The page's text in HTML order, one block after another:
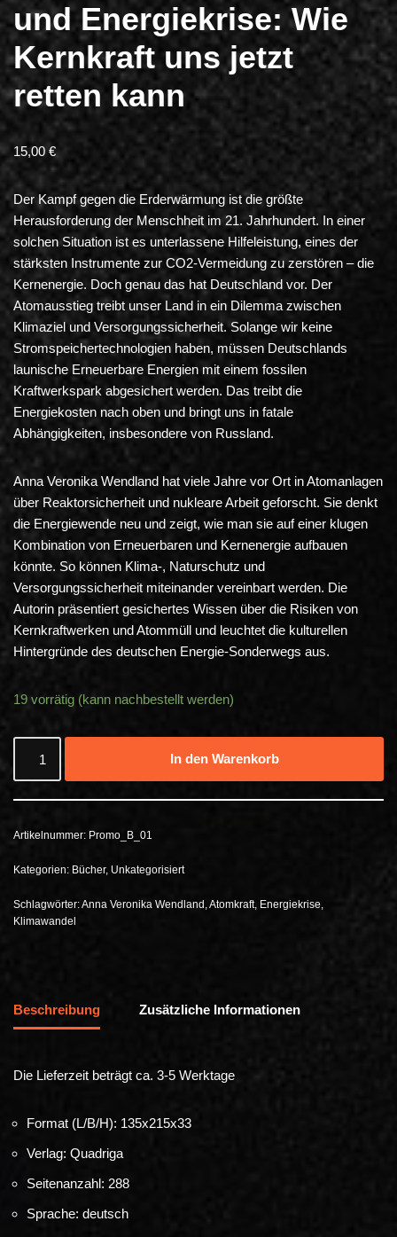
und Energiekrise: Wie
Kernkraft uns jetzt
retten kann
15,00 €
Der Kampf gegen die Erderwärmung ist die größte
Herausforderung der Menschheit im 21. Jahrhundert. In einer
solchen Situation ist es unterlassene Hilfeleistung, eines der
stärksten Instrumente zur CO2-Vermeidung zu zerstören – die
Kernenergie. Doch genau das hat Deutschland vor. Der
Atomausstieg treibt unser Land in ein Dilemma zwischen
Klimaziel und Versorgungssicherheit. Solange wir keine
Stromspeichertechnologien haben, müssen Deutschlands
launische Erneuerbare Energien mit einem fossilen
Kraftwerkspark abgesichert werden. Das treibt die
Energiekosten nach oben und bringt uns in fatale
Abhängigkeiten, insbesondere von Russland.
Anna Veronika Wendland hat viele Jahre vor Ort in Atomanlagen
über Reaktorsicherheit und nukleare Arbeit geforscht. Sie denkt
die Energiewende neu und zeigt, wie man sie auf einer klugen
Kombination von Erneuerbaren und Kernenergie aufbauen
könnte. So können Klima-, Naturschutz und
Versorgungssicherheit miteinander vereinbart werden. Die
Autorin präsentiert gesichertes Wissen über die Risiken von
Kernkraftwerken und Atommüll und leuchtet die kulturellen
Hintergründe des deutschen Energie-Sonderwegs aus.
19 vorrätig (kann nachbestellt werden)
In den Warenkorb
Artikelnummer: Promo_B_01
Kategorien: Bücher, Unkategorisiert
Schlagwörter:Anna Veronika Wendland ,Atomkraft, Energiekrise,
Klimawandel
Beschreibung Zusätzliche Informationen
Die Lieferzeit beträgt ca. 3-5 Werktage
Format (L/B/H): 135x215x33
Verlag: Quadriga
Seitenanzahl: 288
Sprache: deutsch